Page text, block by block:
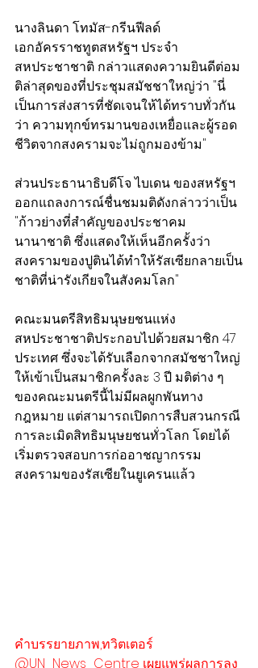
นางลินดา โทมัส-กรีนฟีลด์
เอกอัครราชทูตสหรัฐฯ ประจำ
สหประชาชาติ กล่าวแสดงความยินดีต่อม
ติล่าสุดของที่ประชุมสมัชชาใหญ่ว่า "นี่
เป็นการส่งสารที่ชัดเจนให้ได้ทราบทั่วกัน
ว่า ความทุกข์ทรมานของเหยื่อและผู้รอด
ชีวิตจากสงครามจะไม่ถูกมองข้าม"
ส่วนประธานาธิบดีโจ ไบเดน ของสหรัฐฯ
ออกแถลงการณ์ชื่นชมมติดังกล่าวว่าเป็น
"ก้าวย่างที่สำคัญของประชาคม
นานาชาติ ซึ่งแสดงให้เห็นอีกครั้งว่า
สงครามของปูตินได้ทำให้รัสเซียกลายเป็น
ชาติที่น่ารังเกียจในสังคมโลก"
คณะมนตรีสิทธิมนุษยชนแห่ง
สหประชาชาติประกอบไปด้วยสมาชิก 47
ประเทศ ซึ่งจะได้รับเลือกจากสมัชชาใหญ่
ให้เข้าเป็นสมาชิกครั้งละ 3 ปี มติต่าง ๆ
ของคณะมนตรีนี้ไม่มีผลผูกพันทาง
กฎหมาย แต่สามารถเปิดการสืบสวนกรณี
การละเมิดสิทธิมนุษยชนทั่วโลก โดยได้
เริ่มตรวจสอบการก่ออาชญากรรม
สงครามของรัสเซียในยูเครนแล้ว
คำบรรยายภาพ,ทวิตเตอร์
@UN_News_Centre เผยแพร่ผลการลง